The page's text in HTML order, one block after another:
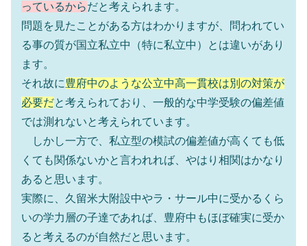
っているからだと考えられます。
問題を見たことがある方はわかりますが、問われてい
る事の質が国立私立中（特に私立中）とは違いがあり
ます。
それ故に豊府中のような公立中高一貫校は別の対策が
必要だと考えられており、一般的な中学受験の偏差値
では測れないと考えられています。
しかし一方で、私立型の模試の偏差値が高くても低
くても関係ないかと言われれば、やはり相関はかなり
あると思います。
実際に、久留米大附設中やラ・サール中に受かるくら
いの学力層の子達であれば、豊府中もほぼ確実に受か
ると考えるのが自然だと思います。